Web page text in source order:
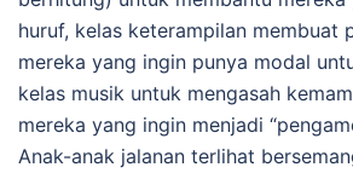
huruf, kelas keterampilan membuat
mereka yang ingin punya modal
kelas musik untuk mengasah
mereka yang ingin menjadi
Anak-anak jalanan terlihat